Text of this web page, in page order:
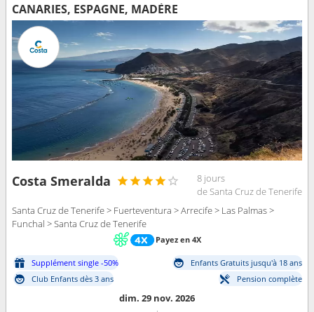
CANARIES, ESPAGNE, MADÈRE
Costa Smeralda
8 jours
de Santa Cruz de Tenerife
Santa Cruz de Tenerife > Fuerteventura > Arrecife > Las Palmas >
Funchal > Santa Cruz de Tenerife
Payez en 4X
Supplément single -50%
Enfants Gratuits jusqu'à 18 ans
Club Enfants dès 3 ans
Pension complète
dim. 29 nov. 2026